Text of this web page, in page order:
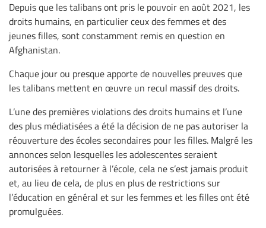
Depuis que les talibans ont pris le pouvoir en août 2021, les
droits humains, en particulier ceux des femmes et des
jeunes filles, sont constamment remis en question en
Afghanistan.
Chaque jour ou presque apporte de nouvelles preuves que
les talibans mettent en œuvre un recul massif des droits.
L’une des premières violations des droits humains et l’une
des plus médiatisées a été la décision de ne pas autoriser la
réouverture des écoles secondaires pour les filles. Malgré les
annonces selon lesquelles les adolescentes seraient
autorisées à retourner à l’école, cela ne s’est jamais produit
et, au lieu de cela, de plus en plus de restrictions sur
l’éducation en général et sur les femmes et les filles ont été
promulguées.